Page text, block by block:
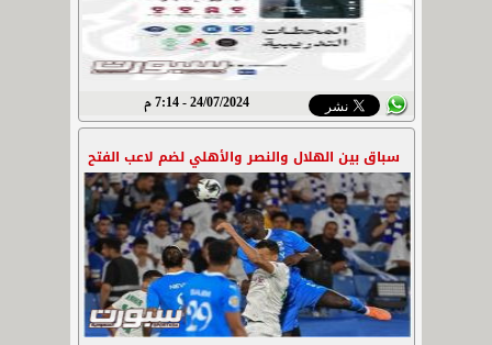
24/07/2024 - 7:14 م
سباق بين الهلال والنصر والأهلي لضم لاعب الفتح